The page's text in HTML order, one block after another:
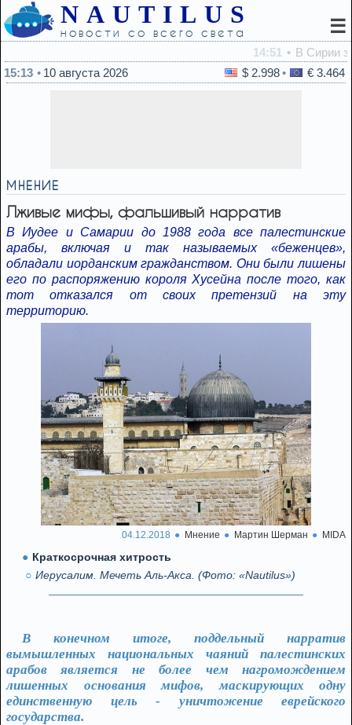
NAUTILUS
новости со всего света ☰
В Сирии заявили о запуске ракеты по ЦАХАЛу – в
15:13
10 августа 2026 $ 2.998 € 3.464
МНЕНИЕ
Лживые мифы, фальшивый нарратив
В Иудее и Самарии до 1988 года все палестинские
арабы, включая и так называемых «беженцев»,
обладали иорданским гражданством. Они были лишены
его по распоряжению короля Хусейна после того, как
тот отказался от своих претензий на эту
территорию.
04.12.2018 Мнение Мартин Шерман MIDA
Краткосрочная хитрость
Иерусалим. Мечеть Аль-Акса. (Фото: «Nautilus»)
В конечном итоге, поддельный нарратив
вымышленных национальных чаяний палестинских
арабов является не более чем нагромождением
лишенных основания мифов, маскирующих одну
единственную цель - уничтожение еврейского
государства.